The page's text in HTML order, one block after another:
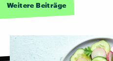
Weitere Beiträge